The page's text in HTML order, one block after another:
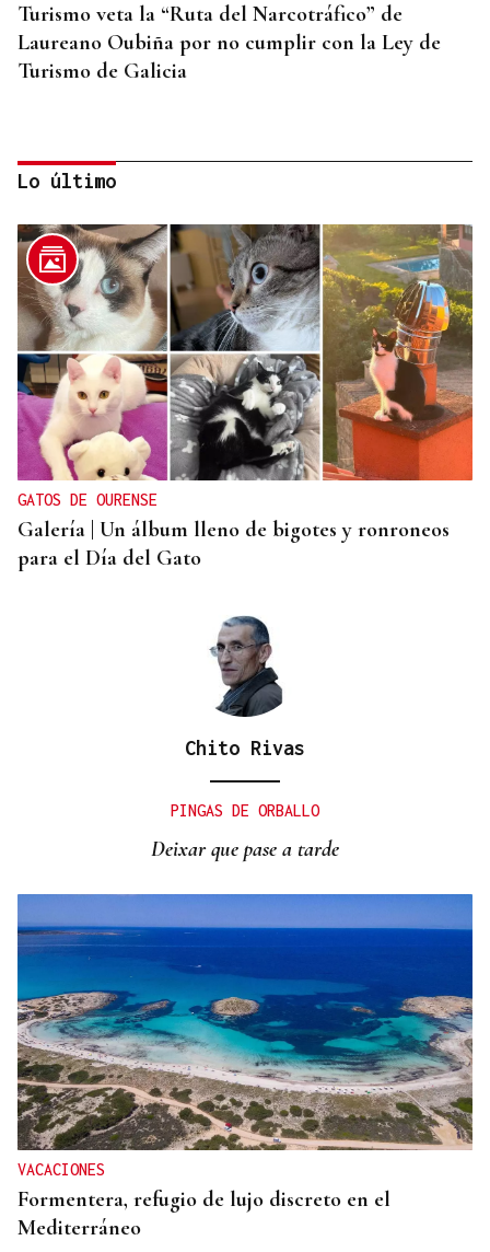
Turismo veta la “Ruta del Narcotráfico” de
Laureano Oubiña por no cumplir con la Ley de
Turismo de Galicia
PLANIFICAR CON ANTELACIÓN
Las compañías de autobuses recomiendan
adelantar los desplazamientos para evitar
saturaciones el día del eclipse
Lo último
GATOS DE OURENSE
Galería | Un álbum lleno de bigotes y ronroneos
para el Día del Gato
Chito Rivas
PINGAS DE ORBALLO
Deixar que pase a tarde
VACACIONES
Formentera, refugio de lujo discreto en el
Mediterráneo